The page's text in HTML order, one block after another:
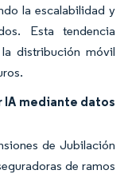
la escalabilidad y
Esta tendencia
distribución móvil
mediante datos
de Jubilación
de ramos